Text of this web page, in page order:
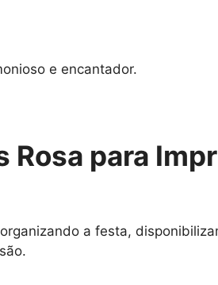
e encantador.
Rosa para
a festa,